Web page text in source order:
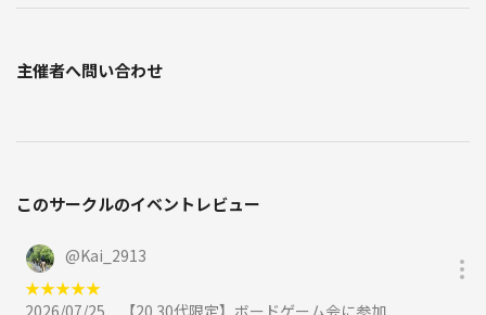
-お邪魔者2
- itO
- 人狼
- ヒトトイロ
- 勇者ががいるのなら
- ごきぶりポーカー
- ラブレター
主催者へ問い合わせ
このサークルのイベントレビュー
@Kai_2913
★★★★★
2026/07/25
【20.30代限定】ボードゲーム会に参加